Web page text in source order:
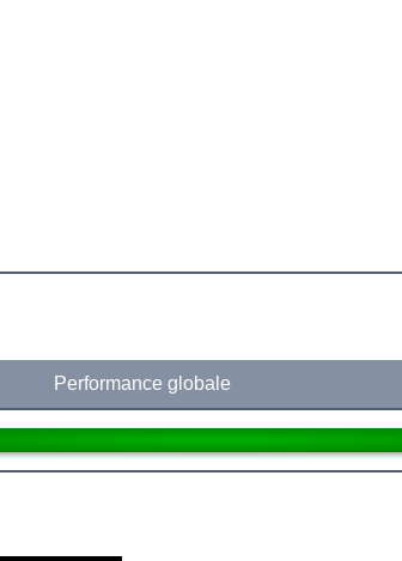
Performance globale